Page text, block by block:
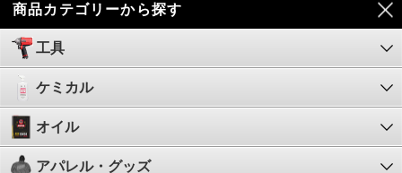
商品カテゴリーから探す
工具
ケミカル
オイル
アパレル・グッズ